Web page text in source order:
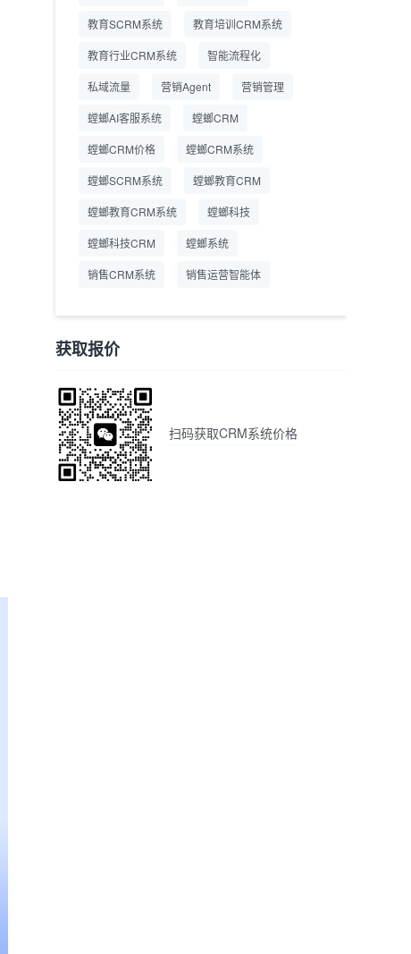
教育SCRM系统 教育培训CRM系统
教育行业CRM系统 智能流程化
私域流量 营销Agent 营销管理
螳螂AI客服系统 螳螂CRM
螳螂CRM价格 螳螂CRM系统
螳螂SCRM系统 螳螂教育CRM
螳螂教育CRM系统 螳螂科技
螳螂科技CRM 螳螂系统
销售CRM系统 销售运营智能体
获取报价
扫码获取CRM系统价格